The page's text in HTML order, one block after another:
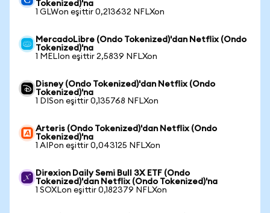
Tokenized)'na
1 GLWon eşittir 0,213632 NFLXon
MercadoLibre (Ondo Tokenized)'dan Netflix (Ondo
Tokenized)'na
1 MELIon eşittir 2,5839 NFLXon
Disney (Ondo Tokenized)'dan Netflix (Ondo
Tokenized)'na
1 DISon eşittir 0,135768 NFLXon
Arteris (Ondo Tokenized)'dan Netflix (Ondo
Tokenized)'na
1 AIPon eşittir 0,043125 NFLXon
Direxion Daily Semi Bull 3X ETF (Ondo
Tokenized)'dan Netflix (Ondo Tokenized)'na
1 SOXLon eşittir 0,182379 NFLXon